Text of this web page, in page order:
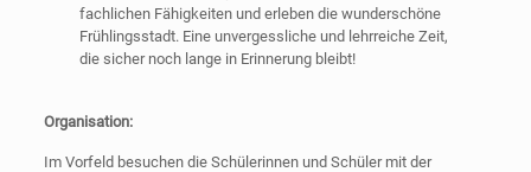
fachlichen Fähigkeiten und erleben die wunderschöne
Frühlingsstadt. Eine unvergessliche und lehrreiche Zeit,
die sicher noch lange in Erinnerung bleibt!
Organisation:
Im Vorfeld besuchen die Schülerinnen und Schüler mit der